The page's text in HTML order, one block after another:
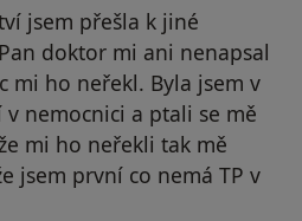
jsem přešla k jiné
doktor mi ani nenapsal
mi ho neřekl. Byla jsem v
nemocnici a ptali se mě
mi ho neřekli tak mě
jsem první co nemá TP v